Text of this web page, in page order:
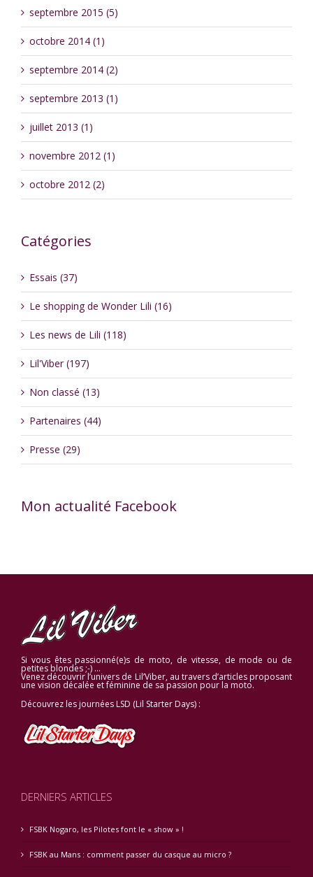
septembre 2015 (5)
octobre 2014 (1)
septembre 2014 (2)
septembre 2013 (1)
juillet 2013 (1)
novembre 2012 (1)
octobre 2012 (2)
Catégories
Essais (37)
Le shopping de Wonder Lili (16)
Les news de Lili (118)
Lil'Viber (197)
Non classé (13)
Partenaires (44)
Presse (29)
Mon actualité Facebook
Si vous êtes passionné(e)s de moto, de vitesse, de mode ou de
petites blondes ;-) …
Venez découvrir l’univers de Lil’Viber, au travers d’articles proposant
une vision décalée et féminine de sa passion pour la moto.
Découvrez les journées LSD (Lil Starter Days) :
DERNIERS ARTICLES
FSBK Nogaro, les Pilotes font le « show » !
FSBK au Mans : comment passer du casque au micro ?